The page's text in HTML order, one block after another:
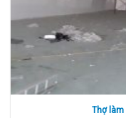
Thợ làm